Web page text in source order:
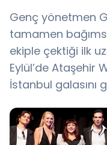
Genç yönetmen
tamamen
ekiple çektiği ilk
Eylül’de Ataşehir
İstanbul galasını